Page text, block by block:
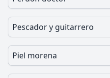
Pescador y guitarrero
Piel morena